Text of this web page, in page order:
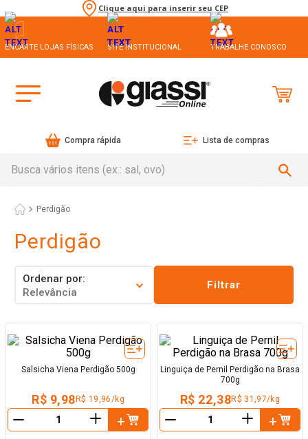
Clique aqui para inserir seu CEP
ENCARTE LOJAS FÍSICAS SITE INSTITUCIONAL TRABALHE CONOSCO
Compra rápida Lista de compras
Perdigão
Perdigão
Ordenar por
Relevância
Filtrar
Salsicha Viena Perdigão 500g
R$ 9,98 R$ 19,96/kg
＋
Linguiça de Pernil Perdigão na Brasa
700g
R$ 22,38R$ 31,97/kg
＋